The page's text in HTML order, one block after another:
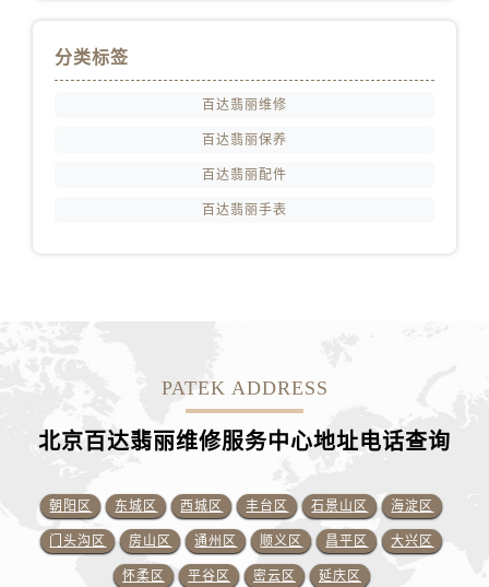
分类标签
百达翡丽维修
百达翡丽保养
百达翡丽配件
百达翡丽手表
PATEK ADDRESS
北京百达翡丽维修服务中心地址电话查询
朝阳区 东城区 西城区 丰台区 石景山区 海淀区
门头沟区 房山区 通州区 顺义区 昌平区 大兴区
怀柔区 平谷区 密云区 延庆区